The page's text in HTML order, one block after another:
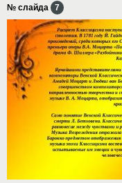
№ слайда 7